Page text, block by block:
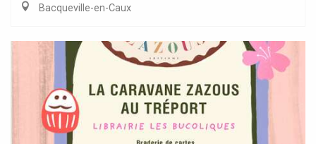
Bacqueville-en-Caux